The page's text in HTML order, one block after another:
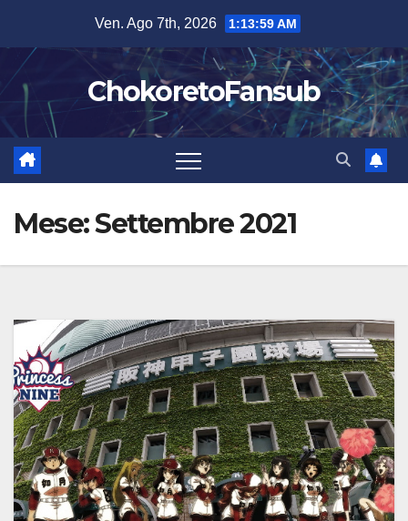
contenuto
Ven. Ago 7th, 2026 1:13:59 AM
ChokoretoFansub
Mese:Settembre 2021